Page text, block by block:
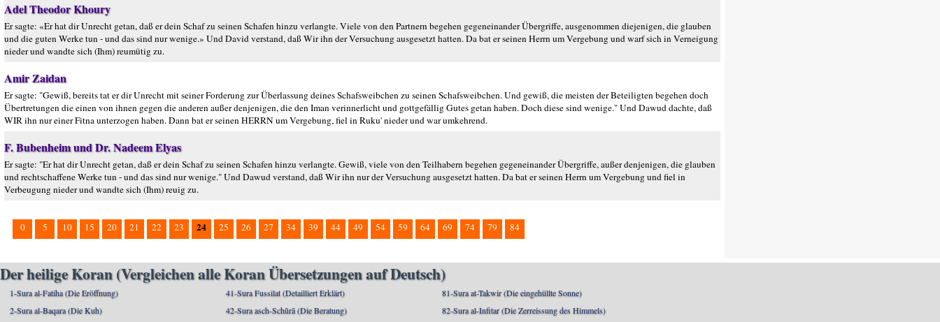
Adel Theodor Khoury
Er sagte: «Er hat dir Unrecht getan, daß er dein Schaf zu seinen Schafen hinzu verlangte. Viele von den Partnern begehen gegeneinander Übergriffe, ausgenommen diejenigen, die glauben
und die guten Werke tun - und das sind nur wenige.» Und David verstand, daß Wir ihn der Versuchung ausgesetzt hatten. Da bat er seinen Herrn um Vergebung und warf sich in Verneigung
nieder und wandte sich (Ihm) reumütig zu.
Amir Zaidan
Er sagte: "Gewiß, bereits tat er dir Unrecht mit seiner Forderung zur Überlassung deines Schafsweibchen zu seinen Schafsweibchen. Und gewiß, die meisten der Beteiligten begehen doch
Übertretungen die einen von ihnen gegen die anderen außer denjenigen, die den Iman verinnerlicht und gottgefällig Gutes getan haben. Doch diese sind wenige." Und Dawud dachte, daß
WIR ihn nur einer Fitna unterzogen haben. Dann bat er seinen HERRN um Vergebung, fiel in Ruku' nieder und war umkehrend.
F. Bubenheim und Dr. Nadeem Elyas
Er sagte: "Er hat dir Unrecht getan, daß er dein Schaf zu seinen Schafen hinzu verlangte. Gewiß, viele von den Teilhabern begehen gegeneinander Übergriffe, außer denjenigen, die glauben
und rechtschaffene Werke tun - und das sind nur wenige." Und Dawud verstand, daß Wir ihn nur der Versuchung ausgesetzt hatten. Da bat er seinen Herrn um Vergebung und fiel in
Verbeugung nieder und wandte sich (Ihm) reuig zu.
0 5 10 15 20 21 22 23 24 25 26 27 34 39 44 49 54 59 64 69 74 79 84
Der heilige Koran (Vergleichen alle Koran Übersetzungen auf Deutsch)
1-Sura al-Fatiha (Die Eröffnung)
2-Sura al-Baqara (Die Kuh)
41-Sura Fussilat (Detailliert Erklärt)
42-Sura asch-Schūrā (Die Beratung)
81-Sura at-Takwir (Die eingehüllte Sonne)
82-Sura al-Infitar (Die Zerreissung des Himmels)